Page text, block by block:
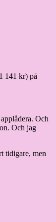
141 kr) på
Och
Och jag
tidigare, men